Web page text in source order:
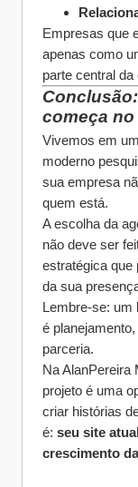
Empresas que
apenas como
parte central
começa
Vivemos em
moderno
sua empresa
quem está.
A escolha da
não deve ser
estratégica que
da sua
Lembre-se: um
é
parceria.
Na AlanPereira
projeto é uma
criar histórias
é: seu site
crescimento